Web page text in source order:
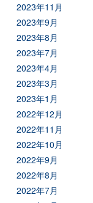
2023年11月
2023年9月
2023年8月
2023年7月
2023年4月
2023年3月
2023年1月
2022年12月
2022年11月
2022年10月
2022年9月
2022年8月
2022年7月